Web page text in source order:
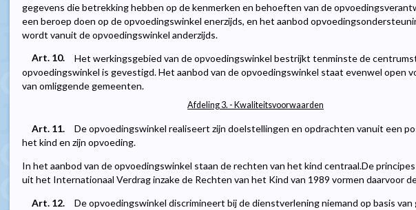
gegevens die betrekking hebben op de kenmerken en behoeften van de
een beroep doen op de opvoedingswinkel enerzijds, en het aanbod
wordt vanuit de opvoedingswinkel anderzijds.
Art. 10.
Het werkingsgebied van de opvoedingswinkel bestrijkt tenminste de
opvoedingswinkel is gevestigd. Het aanbod van de opvoedingswinkel staat evenwel open
van omliggende gemeenten.
Afdeling 3. - Kwaliteitsvoorwaarden
Art. 11.
De opvoedingswinkel realiseert zijn doelstellingen en opdrachten vanuit een
het kind en zijn opvoeding.
In het aanbod van de opvoedingswinkel staan de rechten van het kind centraal.De
uit het Internationaal Verdrag inzake de Rechten van het Kind van 1989 vormen daarvoor
Art. 12.
De opvoedingswinkel discrimineert bij de dienstverlening niemand op basis van